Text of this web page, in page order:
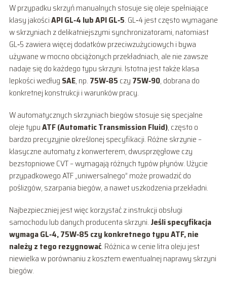
W przypadku skrzyń manualnych stosuje się oleje spełniające
klasy jakościAPI GL‑4 lub API GL‑5. GL‑4 jest często wymagane
w skrzyniach z delikatniejszymi synchronizatorami, natomiast
GL‑5 zawiera więcej dodatków przeciwzużyciowych i bywa
używane w mocno obciążonych przekładniach, ale nie zawsze
nadaje się do każdego typu skrzyni. Istotna jest także klasa
lepkości według SAE, np. 75W‑85 czy 75W‑90, dobrana do
konkretnej konstrukcji i warunków pracy.
W automatycznych skrzyniach biegów stosuje się specjalne
oleje typuATF (Automatic Transmission Fluid), często o
bardzo precyzyjnie określonej specyfikacji. Różne skrzynie –
klasyczne automaty z konwerterem, dwusprzęgłowe czy
bezstopniowe CVT – wymagają różnych typów płynów. Użycie
przypadkowego ATF „uniwersalnego” może prowadzić do
poślizgów, szarpania biegów, a nawet uszkodzenia przekładni.
Najbezpieczniej jest więc korzystać z instrukcji obsługi
samochodu lub danych producenta skrzyni. Jeśli specyfikacja
wymaga GL‑4, 75W‑85 czy konkretnego typu ATF, nie
należy z tego rezygnować. Różnica w cenie litra oleju jest
niewielka w porównaniu z kosztem ewentualnej naprawy skrzyni
biegów.